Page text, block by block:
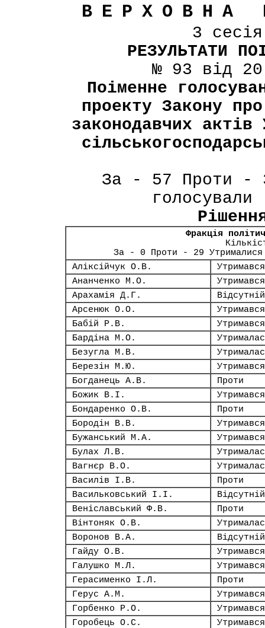
ВЕРХОВНА
3
РЕЗУЛЬТАТИ
№ 93 від
Поіменне
проекту Закону
законодавчих
За - 57 Проти -
Фракція
За - 0 Проти - 29
Аліксійчук О.В.
Утримався
Ананченко М.О.
Утримався
Арахамія Д.Г.
Відсутній
Арсенюк О.О.
Утримався
Бабій Р.В.
Утримався
Бардіна М.О.
Безугла М.В.
Березін М.Ю.
Утримався
Богданець А.В.
Проти
Божик В.І.
Утримався
Бондаренко О.В.
Проти
Бородін В.В.
Утримався
Бужанський М.А.
Утримався
Булах Л.В.
Вагнєр В.О.
Василів І.В.
Проти
Васильковський І.І.
Відсутній
Веніславський Ф.В.
Проти
Вінтоняк О.В.
Воронов В.А.
Відсутній
Гайду О.В.
Утримався
Галушко М.Л.
Утримався
Герасименко І.Л.
Проти
Герус А.М.
Утримався
Горбенко Р.О.
Утримався
Горобець О.С.
Утримався